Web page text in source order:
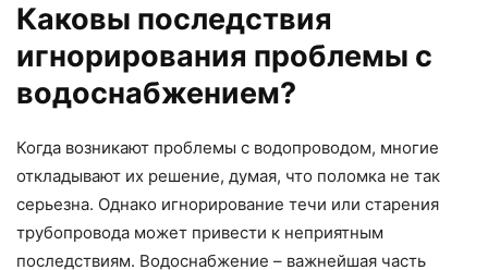
Каковы последствия
игнорирования проблемы с
водоснабжением?
Когда возникают проблемы с водопроводом, многие
откладывают их решение, думая, что поломка не так
серьезна. Однако игнорирование течи или старения
трубопровода может привести к неприятным
последствиям. Водоснабжение – важнейшая часть